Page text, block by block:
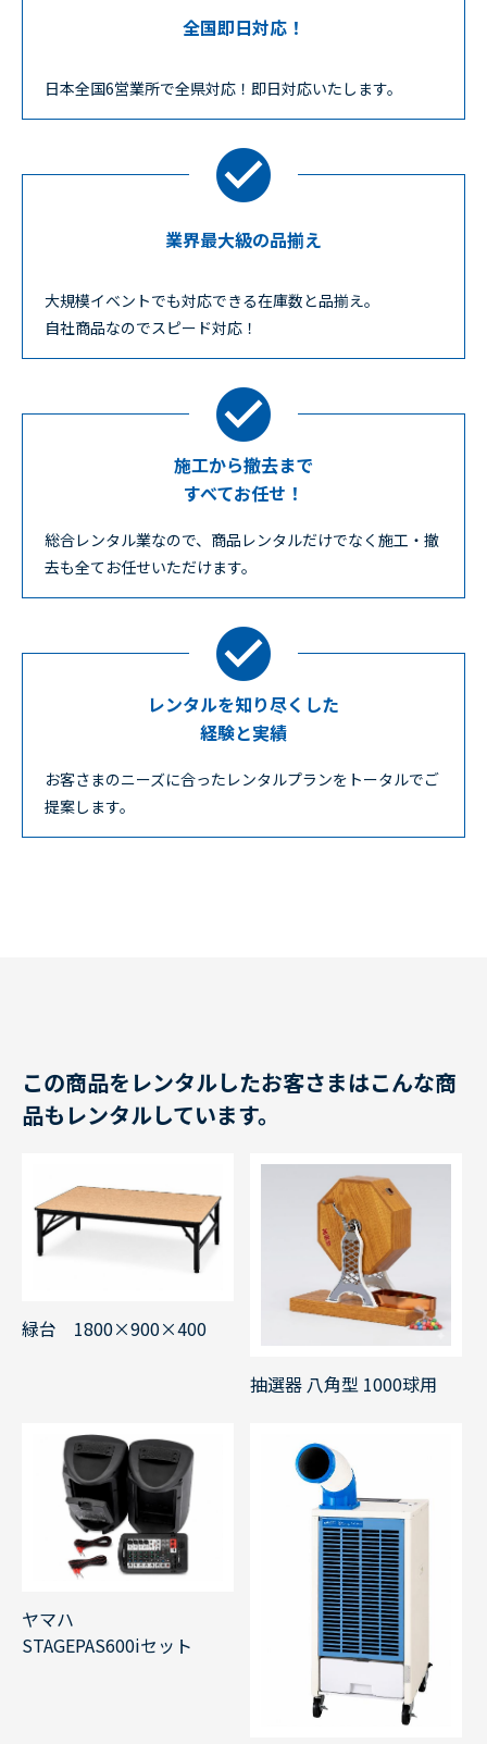
全国即日対応！
日本全国6営業所で全県対応！即日対応いたします。
業界最大級の品揃え
大規模イベントでも対応できる在庫数と品揃え。
自社商品なのでスピード対応！
施工から撤去まで
すべてお任せ！
総合レンタル業なので、商品レンタルだけでなく施工・撤
去も全てお任せいただけます。
レンタルを知り尽くした
経験と実績
お客さまのニーズに合ったレンタルプランをトータルでご
提案します。
この商品をレンタルしたお客さまはこんな商
品もレンタルしています。
緑台 1800×900×400
抽選器 八角型 1000球用
ヤマハ
STAGEPAS600iセット